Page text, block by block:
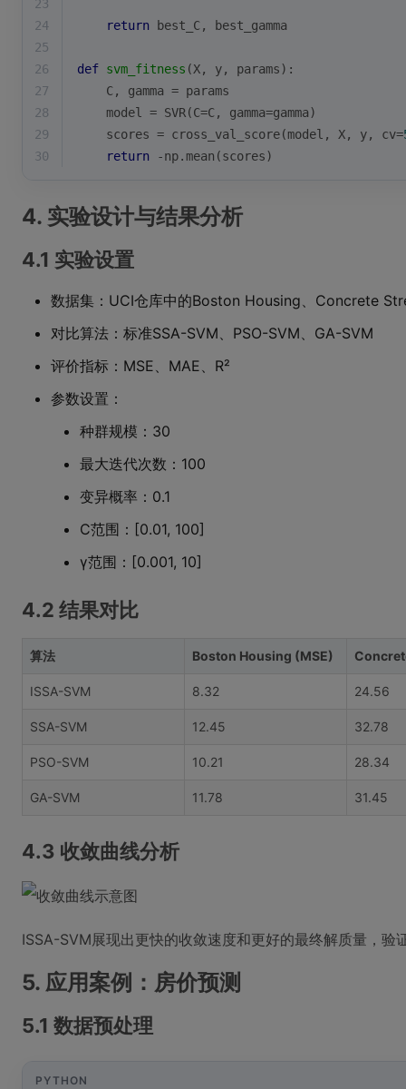
23
24
return best_C, best_gamma
25
26
def svm_fitness (X, y, params):
27
    C, gamma = params
28
    model = SVR(C=C, gamma=gamma)
29
    scores = cross_val_score(model, X, y, cv=
30
return -np.mean(scores)
4. 实验设计与结果分析
4.1 实验设置
数据集：UCI仓库中的Boston Housing、Concrete
对比算法：标准SSA-SVM、PSO-SVM、GA-SVM
评价指标：MSE、MAE、R²
参数设置：
种群规模：30
最大迭代次数：100
变异概率：0.1
C范围：[0.01, 100]
γ范围：[0.001, 10]
4.2 结果对比
算法 Boston Housing (MSE)
ISSA-SVM 8.32 24.56
SSA-SVM 12.45 32.78
PSO-SVM 10.21 28.34
GA-SVM 11.78 31.45
4.3 收敛曲线分析
ISSA-SVM展现出更快的收敛速度和更好的最终解质量，验
5. 应用案例：房价预测
5.1 数据预处理
PYTHON